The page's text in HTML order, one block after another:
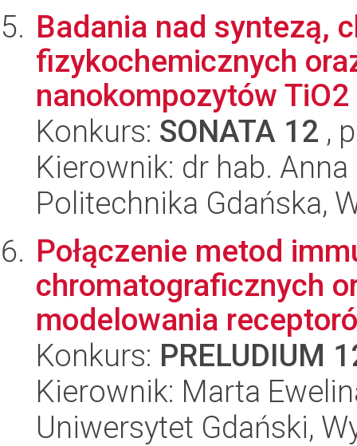
Badania nad syntezą,
fizykochemicznych
nanokompozytów
Konkurs: SONATA 12 ,
Kierownik: dr hab.
Politechnika Gdańska,
Połączenie metod
chromatograficznych
modelowania
Konkurs: PRELUDIUM
Kierownik: Marta
Uniwersytet Gdański,